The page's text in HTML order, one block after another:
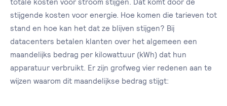
stijgende kosten voor energie. Hoe komen die tarieven tot
stand en hoe kan het dat ze blijven stijgen? Bij
datacenters betalen klanten over het algemeen een
maandelijks bedrag per kilowattuur (kWh) dat hun
apparatuur verbruikt. Er zijn grofweg vier redenen aan te
wijzen waarom dit maandelijkse bedrag stijgt: